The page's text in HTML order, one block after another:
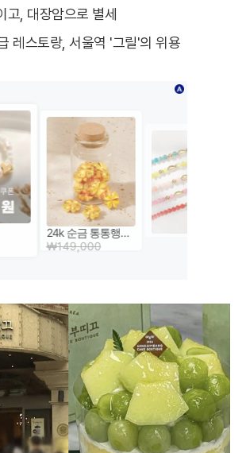
고, 대장암으로 별세
레스토랑, 서울역 '그릴'의 위용